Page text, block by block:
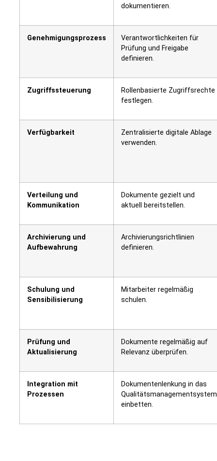
dokumentieren.
Genehmigungsprozess
Verantwortlichkeiten für
Prüfung und Freigabe
definieren.
Zugriffssteuerung
Rollenbasierte Zugriffsrechte
festlegen.
Verfügbarkeit
Zentralisierte digitale Ablage
verwenden.
Verteilung und
Kommunikation
Dokumente gezielt und
aktuell bereitstellen.
Archivierung und
Aufbewahrung
Archivierungsrichtlinien
definieren.
Schulung und
Sensibilisierung
Mitarbeiter regelmäßig
schulen.
Prüfung und
Aktualisierung
Dokumente regelmäßig auf
Relevanz überprüfen.
Integration mit
Prozessen
Dokumentenlenkung in das
Qualitätsmanagementsystem
einbetten.